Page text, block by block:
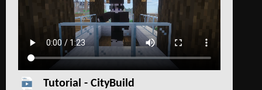
Tutorial - CityBuild